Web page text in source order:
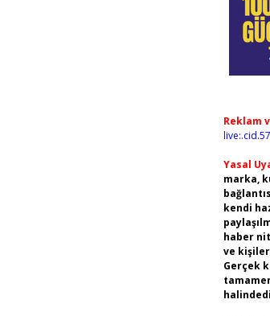
Reklam
Yasal
marka,
kendi
haber
ve kişiler
Gerçek